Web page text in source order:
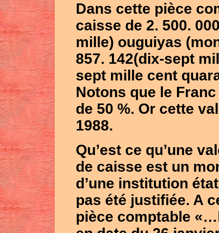
Dans cette pièce
caisse de 2. 500.
mille) ouguiyas
857. 142(dix-sept
sept mille cent
Notons que le
de 50 %. Or cette
1988.
Qu’est ce qu’une
de caisse est un
d’une institution
pas été justifiée. A
pièce comptable